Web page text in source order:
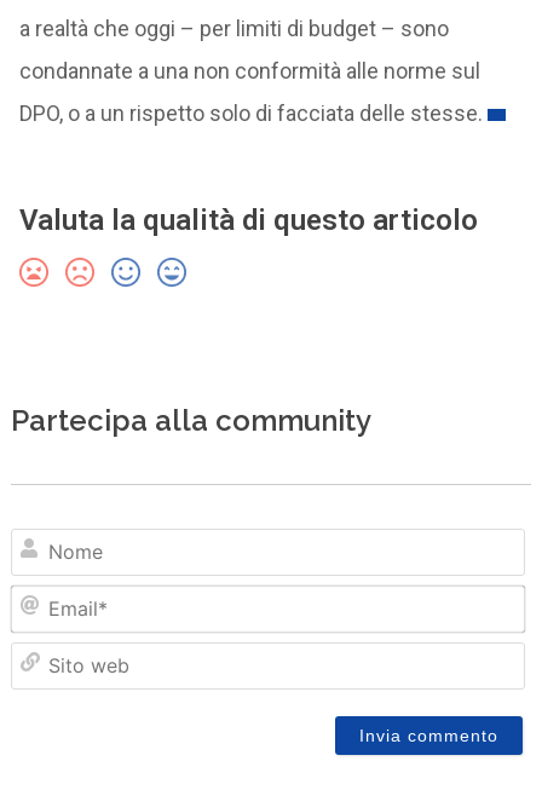
a realtà che oggi – per limiti di budget – sono
condannate a una non conformità alle norme sul
DPO, o a un rispetto solo di facciata delle stesse.
Valuta la qualità di questo articolo
Partecipa alla community